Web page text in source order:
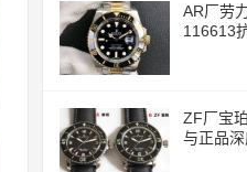
AR厂劳
116613
ZF厂宝
与正品